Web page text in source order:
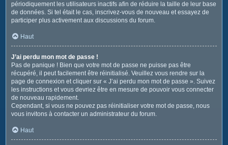
périodiquement les utilisateurs inactifs afin de réduire la taille de leur base
de données. Si tel était le cas, inscrivez-vous de nouveau et essayez de
participer plus activement aux discussions du forum.
Haut
J’ai perdu mon mot de passe !
Pas de panique ! Bien que votre mot de passe ne puisse pas être
récupéré, il peut facilement être réinitialisé. Veuillez vous rendre sur la
page de connexion et cliquer sur « J’ai perdu mon mot de passe ». Suivez
les instructions et vous devriez être en mesure de pouvoir vous connecter
de nouveau rapidement.
Cependant, si vous ne pouvez pas réinitialiser votre mot de passe, nous
vous invitons à contacter un administrateur du forum.
Haut